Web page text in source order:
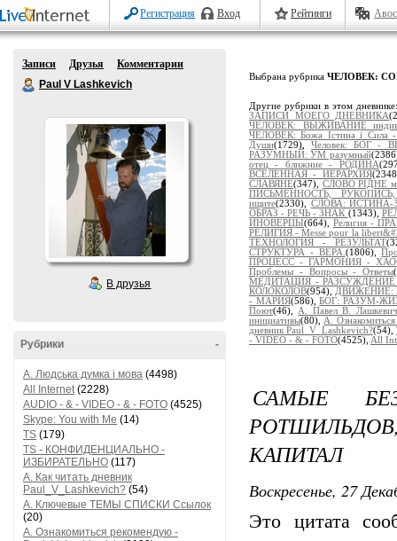
Регистрация Вход Рейтинги
Записи Друзья
Комментарии
Paul V Lashkevich
В друзья
-
Рубрики
A. Людська думка і мова (4498)
All Internet(2228)
AUDIO - & - VIDEO - & - FOTO (4525)
Skype: You with Me (14)
TS (179)
TS - КОНФИДЕНЦИАЛЬНО -
ИЗБИРАТЕЛЬНО (117)
А. Как читать дневник
Paul_V_Lashkevich? (54)
А. Ключевые ТЕМЫ СПИСКИ Ссылок
(20)
А. Ознакомиться рекомендую -
Выбрана рубрика ЧЕЛОВЕК:
Другие рубрики в этом
ЗАПИСИ МОЕГО ДНЕВНИКА
ЧЕЛОВЕК: ВЫЖИВАНИЕ
ЧЕЛОВЕК: Божа Істина і
Души(1729),Человек: БОГ -
РАЗУМНЫЙ: УМ разумный
отец - ближние - РОДИНА
ВСЕЛЕННАЯ - ИЕРАРХИЯ
СЛАВЯНЕ(347), СЛОВО РІДНЕ
ПИСЬМЕННОСТЬ,
ищите(2330), СЛОВА:
ОБРАЗ - РЕЧЬ - ЗНАК (1343),
ИНОВЕРЦЫ(664), Религия -
РЕЛИГИЯ - Messe pour la
ТЕХНОЛОГИЯ - РЕЗУЛЬТАТ
СТРУКТУРА - ВЕРА. (1806),
ПРОЦЕСС - ГАРМОНИЯ -
Проблемы - Вопросы - Ответы
МЕДИТАЦИЯ - РАЗСУЖДЕНИЕ -
КОЛОКОЛОВ(954), ДВИЖЕНИЕ:
- МАРИЯ(586),БОГ: РАЗУМ-
Поют(46), А. Павел В.
инициативы(80), А.
дневник Paul_V_Lashkevich?(54),
- VIDEO - & - FOTO(4525), All
САМЫЕ
КАПИТАЛ
Воскресенье, 27
Это цитата